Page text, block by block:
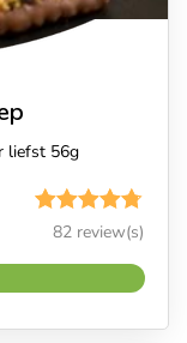
liefst 56g
Gewaardeerd
4.72
uit 5
82 review(s)